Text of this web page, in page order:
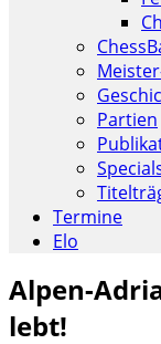
Partien
Termine
Elo
Alpen-
lebt!